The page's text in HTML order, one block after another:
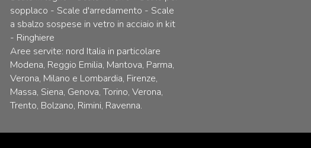
sopplaco - Scale d'arredamento - Scale
a sbalzo sospese in vetro in acciaio in kit
- Ringhiere
Aree servite: nord Italia in particolare
Modena, Reggio Emilia, Mantova, Parma,
Verona, Milano e Lombardia, Firenze,
Massa, Siena, Genova, Torino, Verona,
Trento, Bolzano, Rimini, Ravenna.